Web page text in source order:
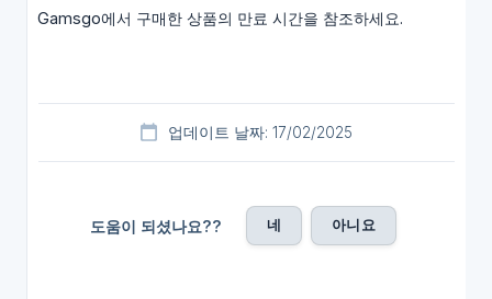
Gamsgo에서 구매한 상품의 만료 시간을 참조하세요.
업데이트 날짜: 17/02/2025
도움이 되셨나요?? 네 아니요